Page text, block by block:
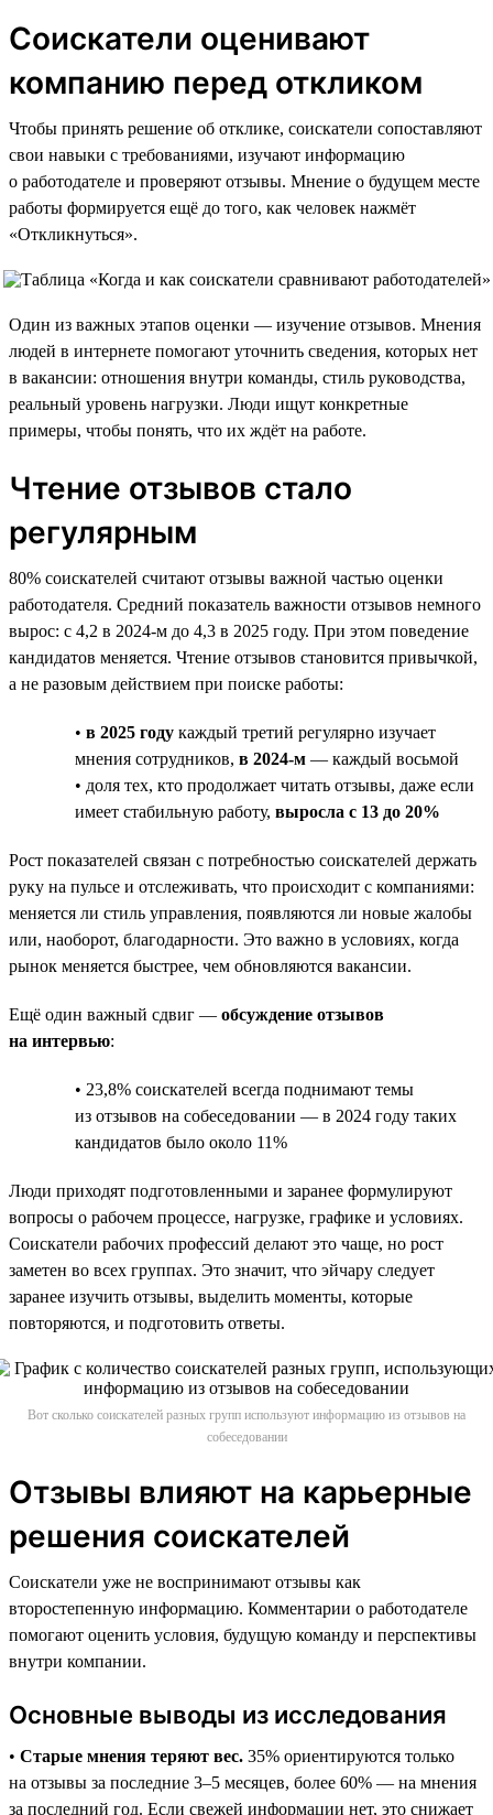
Соискатели оценивают
компанию перед откликом
Чтобы принять решение об отклике, соискатели сопоставляют
свои навыки с требованиями, изучают информацию
о работодателе и проверяют отзывы. Мнение о будущем месте
работы формируется ещё до того, как человек нажмёт
«Откликнуться».
Один из важных этапов оценки — изучение отзывов. Мнения
людей в интернете помогают уточнить сведения, которых нет
в вакансии: отношения внутри команды, стиль руководства,
реальный уровень нагрузки. Люди ищут конкретные
примеры, чтобы понять, что их ждёт на работе.
Чтение отзывов стало
регулярным
80% соискателей считают отзывы важной частью оценки
работодателя. Средний показатель важности отзывов немного
вырос: с 4,2 в 2024-м до 4,3 в 2025 году. При этом поведение
кандидатов меняется. Чтение отзывов становится привычкой,
а не разовым действием при поиске работы:
• в 2025 году каждый третий регулярно изучает
мнения сотрудников, в 2024-м — каждый восьмой
• доля тех, кто продолжает читать отзывы, даже если
имеет стабильную работу, выросла с 13 до 20%
Рост показателей связан с потребностью соискателей держать
руку на пульсе и отслеживать, что происходит с компаниями:
меняется ли стиль управления, появляются ли новые жалобы
или, наоборот, благодарности. Это важно в условиях, когда
рынок меняется быстрее, чем обновляются вакансии.
Ещё один важный сдвиг — обсуждение отзывов
на интервью:
• 23,8% соискателей всегда поднимают темы
из отзывов на собеседовании — в 2024 году таких
кандидатов было около 11%
Люди приходят подготовленными и заранее формулируют
вопросы о рабочем процессе, нагрузке, графике и условиях.
Соискатели рабочих профессий делают это чаще, но рост
заметен во всех группах. Это значит, что эйчару следует
заранее изучить отзывы, выделить моменты, которые
повторяются, и подготовить ответы.
Вот сколько соискателей разных групп используют информацию из отзывов на
собеседовании
Отзывы влияют на карьерные
решения соискателей
Соискатели уже не воспринимают отзывы как
второстепенную информацию. Комментарии о работодателе
помогают оценить условия, будущую команду и перспективы
внутри компании.
Основные выводы из исследования
• Старые мнения теряют вес. 35% ориентируются только
на отзывы за последние 3–5 месяцев, более 60% — на мнения
за последний год. Если свежей информации нет, это снижает